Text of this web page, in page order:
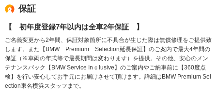
保証
【 初年度登録7年以内は全車2年保証 】
ご名義変更から2年間、保証対象箇所に不具合が生じた際は無償修理をご提供致
します。また【BMW Premium Selection延長保証】のご案内で最大4年間の
保証（※車両の年式等で最長期間は変わります）を提供。その他、安心のメン
テナンスパック【BMW Service Inｃlusive】のご案内やご納車前に【360度点
検】を行い安心してお手元にお届けさせて頂けます。詳細はBMW Premium Sel
ection東名横浜スタッフまで。